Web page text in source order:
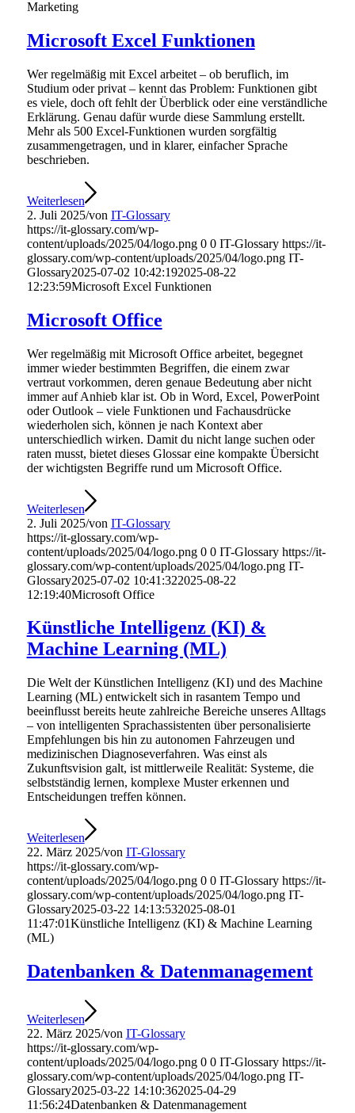
Marketing
Microsoft Excel Funktionen
Wer regelmäßig mit Excel arbeitet – ob beruflich, im
Studium oder privat – kennt das Problem: Funktionen gibt
es viele, doch oft fehlt der Überblick oder eine verständliche
Erklärung. Genau dafür wurde diese Sammlung erstellt.
Mehr als 500 Excel-Funktionen wurden sorgfältig
zusammengetragen, und in klarer, einfacher Sprache
beschrieben.
Weiterlesen
2. Juli 2025/von IT-Glossary
https://it-glossary.com/wp-
content/uploads/2025/04/logo.png 0 0 IT-Glossary https://it-
glossary.com/wp-content/uploads/2025/04/logo.png IT-
Glossary2025-07-02 10:42:192025-08-22
12:23:59Microsoft Excel Funktionen
Microsoft Office
Wer regelmäßig mit Microsoft Office arbeitet, begegnet
immer wieder bestimmten Begriffen, die einem zwar
vertraut vorkommen, deren genaue Bedeutung aber nicht
immer auf Anhieb klar ist. Ob in Word, Excel, PowerPoint
oder Outlook – viele Funktionen und Fachausdrücke
wiederholen sich, können je nach Kontext aber
unterschiedlich wirken. Damit du nicht lange suchen oder
raten musst, bietet dieses Glossar eine kompakte Übersicht
der wichtigsten Begriffe rund um Microsoft Office.
Weiterlesen
2. Juli 2025/von IT-Glossary
https://it-glossary.com/wp-
content/uploads/2025/04/logo.png 0 0 IT-Glossary https://it-
glossary.com/wp-content/uploads/2025/04/logo.png IT-
Glossary2025-07-02 10:41:322025-08-22
12:19:40Microsoft Office
Künstliche Intelligenz (KI) &
Machine Learning (ML)
Die Welt der Künstlichen Intelligenz (KI) und des Machine
Learning (ML) entwickelt sich in rasantem Tempo und
beeinflusst bereits heute zahlreiche Bereiche unseres Alltags
– von intelligenten Sprachassistenten über personalisierte
Empfehlungen bis hin zu autonomen Fahrzeugen und
medizinischen Diagnoseverfahren. Was einst als
Zukunftsvision galt, ist mittlerweile Realität: Systeme, die
selbstständig lernen, komplexe Muster erkennen und
Entscheidungen treffen können.
Weiterlesen
22. März 2025/von IT-Glossary
https://it-glossary.com/wp-
content/uploads/2025/04/logo.png 0 0 IT-Glossary https://it-
glossary.com/wp-content/uploads/2025/04/logo.png IT-
Glossary2025-03-22 14:13:532025-08-01
11:47:01Künstliche Intelligenz (KI) & Machine Learning
(ML)
Datenbanken & Datenmanagement
Weiterlesen
22. März 2025/von IT-Glossary
https://it-glossary.com/wp-
content/uploads/2025/04/logo.png 0 0 IT-Glossary https://it-
glossary.com/wp-content/uploads/2025/04/logo.png IT-
Glossary2025-03-22 14:10:362025-04-29
11:56:24Datenbanken & Datenmanagement